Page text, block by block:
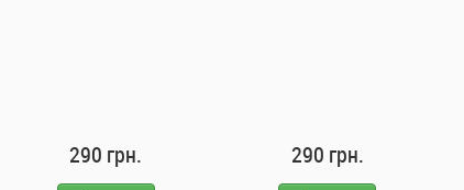
290 грн. 290 грн.